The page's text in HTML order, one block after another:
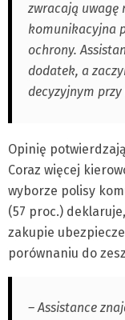
zwracają uwagę
komunikacyjna
ochrony.
dodatek, a
decyzyjnym przy
Opinię
Coraz więcej
wyborze polisy
(57 proc.)
zakupie
porównaniu do
– Assistance